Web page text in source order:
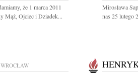
że 1 marca 2011
Mąż, Ojciec i Dziadek...
Mirosława
nas 25 lutego
WROCŁAW